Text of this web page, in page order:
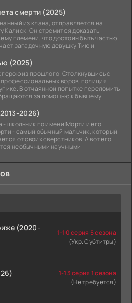
смерти (2025)
из клана, отправляется на
Калиск. Он стремится доказать
племени, что достоин быть частью
загадочную девушку Тию и
(2025)
герою из прошлого. Столкнувшись с
воров, полиция
В отчаянной попытке переломить
за помощью к бывшему
2026)
- школьник по имени Морти и его
- самый обычный мальчик, который
от своих сверстников. А вот его
необычными научными
(2020-
1-10 серия 5 сезона
(Укр. Субтитры)
1-13 серия 1 сезона
(Не требуется)